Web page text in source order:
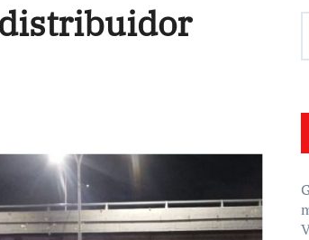
distribuidor